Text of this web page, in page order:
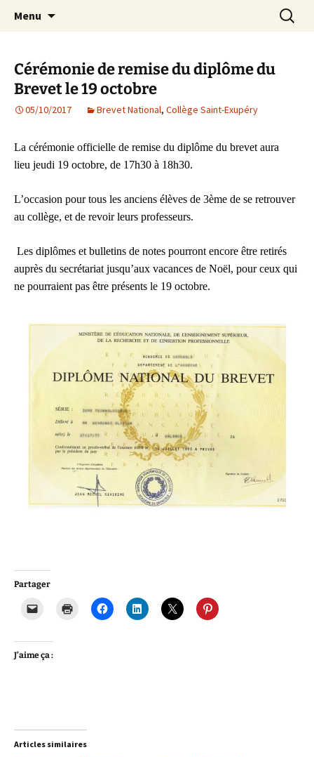
AIP Paris 14 – Association
Indépendante des Parents
d'élèves depuis 1981
Agit – s'Investit – Participe au service des
enfants du secteur scolaire Dolent-Arago-
Menu
Cérémonie de remise du diplôme du
Brevet le 19 octobre
05/10/2017 Brevet National, Collège Saint-Exupéry
La cérémonie officielle de remise du diplôme du brevet aura
lieu jeudi 19 octobre, de 17h30 à 18h30.
L’occasion pour tous les anciens élèves de 3ème de se retrouver
au collège, et de revoir leurs professeurs.
Les diplômes et bulletins de notes pourront encore être retirés
auprès du secrétariat jusqu’aux vacances de Noël, pour ceux qui
ne pourraient pas être présents le 19 octobre.
Partager
J’aime ça :
Articles similaires